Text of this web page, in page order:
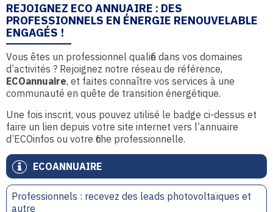
ECOANNUAIRE
Professionnels : recevez des leads photovoltaïques et
autre
REJOIGNEZ ECO ANNUAIRE : DES
PROFESSIONNELS EN ÉNERGIE RENOUVELABLE
ENGAGÉS !
Vous êtes un professionnel qualifié dans vos domaines
d’activités ? Rejoignez notre réseau de référence,
ECOannuaire, et faites connaître vos services à une
communauté en quête de transition énergétique.
Une fois inscrit, vous pouvez utilisé le badge ci-dessus et
faire un lien depuis votre site internet vers l’annuaire
d’ECOinfos ou votre fiche professionnelle.